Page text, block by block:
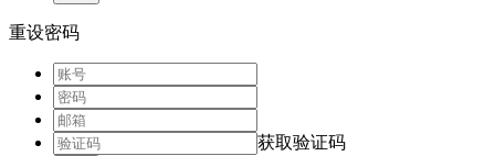
重设密码
获取验证码